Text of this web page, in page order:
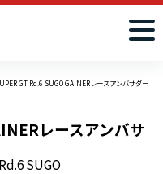
GT Rd.6 SUGO GAINERレースアンバサダー
レースアンバサ
SUGO